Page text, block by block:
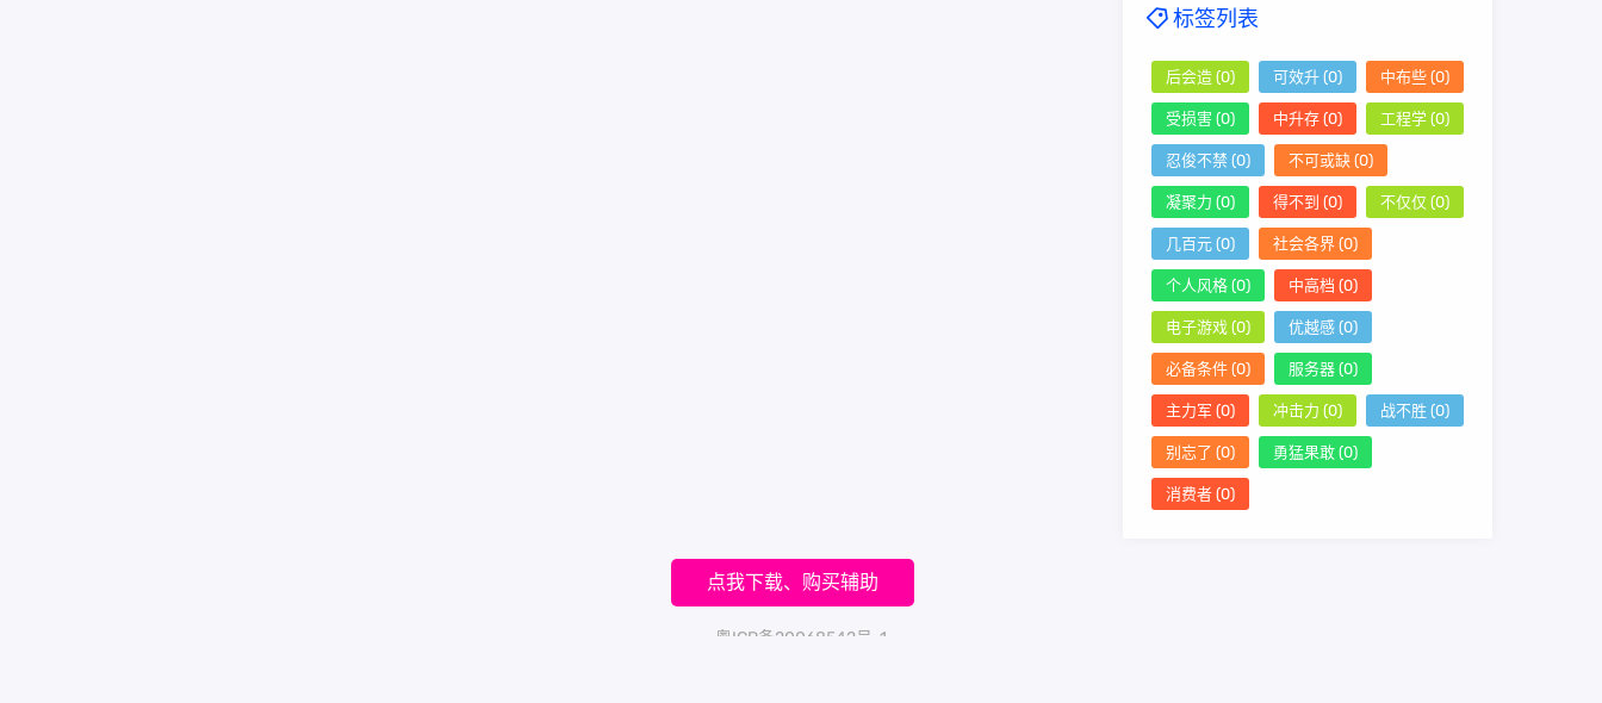
标签列表
后会造 (0) 可效升 (0) 中布些 (0)
受损害 (0) 中升存 (0) 工程学 (0)
忍俊不禁 (0) 不可或缺 (0)
凝聚力 (0) 得不到 (0) 不仅仅 (0)
几百元 (0) 社会各界 (0)
个人风格 (0) 中高档 (0)
电子游戏 (0) 优越感 (0)
必备条件 (0) 服务器 (0)
主力军 (0) 冲击力 (0) 战不胜 (0)
别忘了 (0) 勇猛果敢 (0)
消费者 (0)
点我下载、购买辅助
粤ICP备20068542号-1